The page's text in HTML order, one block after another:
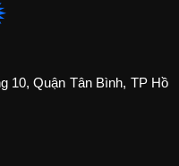
10, Quận Tân Bình, TP Hồ